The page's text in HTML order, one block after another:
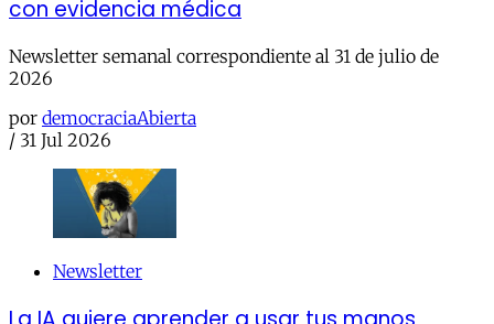
con evidencia médica
Newsletter semanal correspondiente al 31 de julio de
2026
por democraciaAbierta
/ 31 Jul 2026
Newsletter